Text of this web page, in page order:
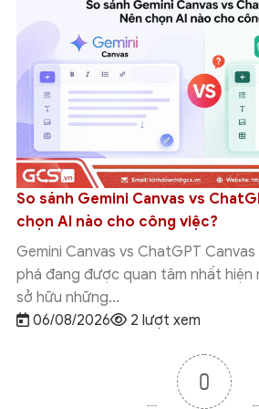
So sánh Gemini Canvas vs
chọn AI nào cho công việc?
Gemini Canvas vs ChatGPT
phá đang được quan tâm nhất hiện
sở hữu những...
06/08/2026
2 lượt xem
0